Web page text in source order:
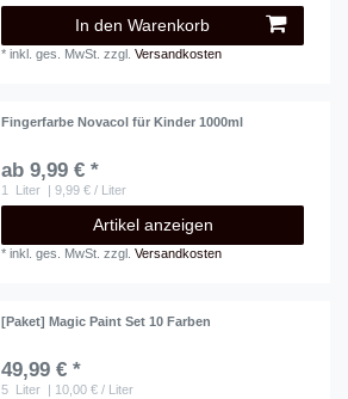
In den Warenkorb
*inkl. ges. MwSt. zzgl.Versandkosten
Fingerfarbe Novacol für Kinder 1000ml
ab 9,99 € *
1 Liter | 9,99 € / Liter
Artikel anzeigen
*inkl. ges. MwSt. zzgl.Versandkosten
[Paket] Magic Paint Set 10 Farben
49,99 € *
5 Liter | 10,00 € / Liter